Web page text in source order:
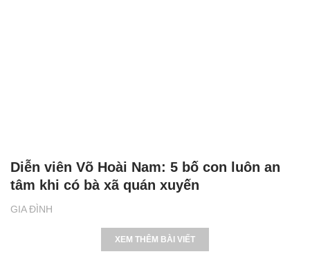
GIA ĐÌNH
Diễn viên Võ Hoài Nam: 5 bố con luôn an
tâm khi có bà xã quán xuyến
XEM THÊM BÀI VIẾT